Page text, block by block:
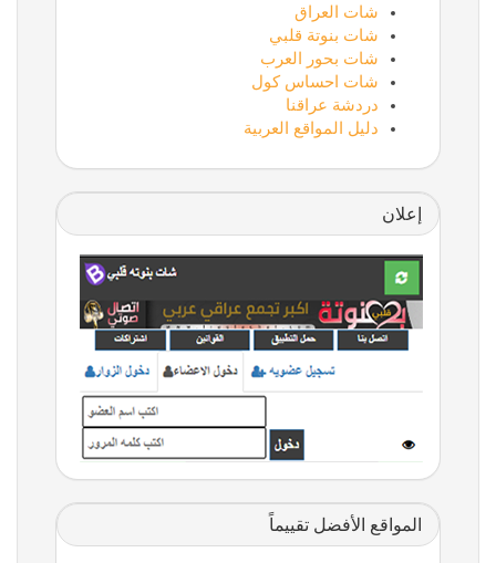
شات العراق
شات بنوتة قلبي
شات بحور العرب
شات احساس كول
دردشة عراقنا
دليل المواقع العربية
إعلان
المواقع الأفضل تقييماً